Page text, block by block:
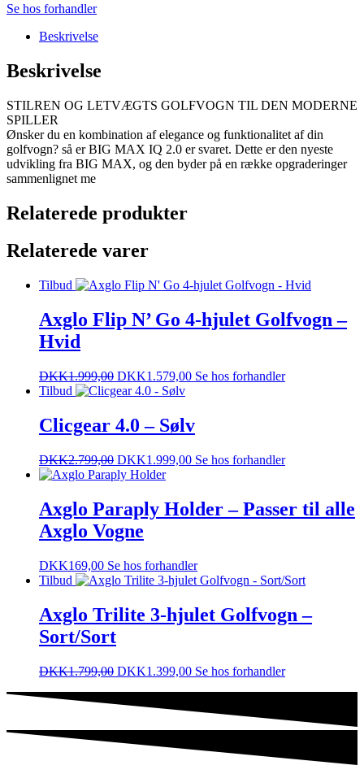
Se hos forhandler
Beskrivelse
Beskrivelse
STILREN OG LETVÆGTS GOLFVOGN TIL DEN MODERNE
SPILLER
Ønsker du en kombination af elegance og funktionalitet af din
golfvogn? så er BIG MAX IQ 2.0 er svaret. Dette er den nyeste
udvikling fra BIG MAX, og den byder på en række opgraderinger
sammenlignet me
Relaterede produkter
Relaterede varer
Tilbud
Axglo Flip N’ Go 4-hjulet Golfvogn –
Hvid
DKK1.999,00 DKK1.579,00 Se hos forhandler
Tilbud
Clicgear 4.0 – Sølv
DKK2.799,00 DKK1.999,00 Se hos forhandler
Axglo Paraply Holder – Passer til alle
Axglo Vogne
DKK169,00 Se hos forhandler
Tilbud
Axglo Trilite 3-hjulet Golfvogn –
Sort/Sort
DKK1.799,00 DKK1.399,00 Se hos forhandler